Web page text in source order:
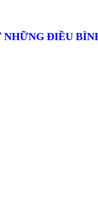
NHỮNG ĐIỀU